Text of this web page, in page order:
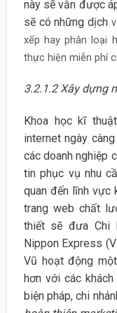
này sẽ vẫn được
sẽ có những dịch
xếp hay phân loại
thực hiện miễn phí
3.2.1.2 Xây dựng
Khoa học kĩ
internet ngày
các doanh nghiệp
tin phục vụ nhu
quan đến lĩnh vực
trang web chất
thiết sẽ đưa Chi
Nippon Express
Vũ hoạt động
hơn với các
biện pháp, chi